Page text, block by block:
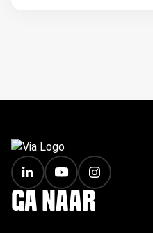
FOOTER
GA NAAR